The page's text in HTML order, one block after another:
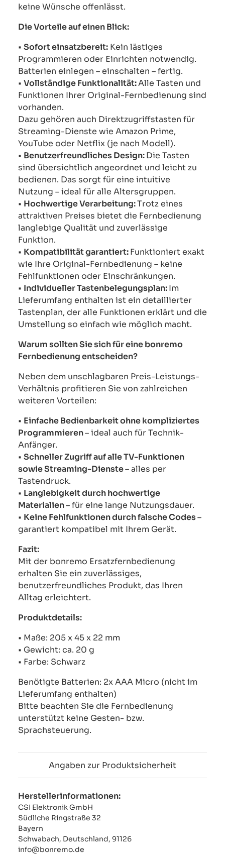
keine Wünsche offenlässt.
Die Vorteile auf einen Blick:
• Sofort einsatzbereit: Kein lästiges
Programmieren oder Einrichten notwendig.
Batterien einlegen – einschalten – fertig.
• Vollständige Funktionalität:Alle Tasten und
Funktionen Ihrer Original-Fernbedienung sind
vorhanden.
Dazu gehören auch Direktzugriffstasten für
Streaming-Dienste wie Amazon Prime,
YouTube oder Netflix (je nach Modell).
• Benutzerfreundliches Design:Die Tasten
sind übersichtlich angeordnet und leicht zu
bedienen. Das sorgt für eine intuitive
Nutzung – ideal für alle Altersgruppen.
• Hochwertige Verarbeitung:Trotz eines
attraktiven Preises bietet die Fernbedienung
langlebige Qualität und zuverlässige
Funktion.
• Kompatibilität garantiert:Funktioniert exakt
wie Ihre Original-Fernbedienung – keine
Fehlfunktionen oder Einschränkungen.
• Individueller Tastenbelegungsplan:Im
Lieferumfang enthalten ist ein detaillierter
Tastenplan, der alle Funktionen erklärt und die
Umstellung so einfach wie möglich macht.
Warum sollten Sie sich für eine bonremo
Fernbedienung entscheiden?
Neben dem unschlagbaren Preis-Leistungs-
Verhältnis profitieren Sie von zahlreichen
weiteren Vorteilen:
• Einfache Bedienbarkeit ohne kompliziertes
Programmieren– ideal auch für Technik-
Anfänger.
• Schneller Zugriff auf alle TV-Funktionen
sowie Streaming-Dienste– alles per
Tastendruck.
• Langlebigkeit durch hochwertige
Materialien– für eine lange Nutzungsdauer.
• Keine Fehlfunktionen durch falsche Codes–
garantiert kompatibel mit Ihrem Gerät.
Fazit:
Mit der bonremo Ersatzfernbedienung
erhalten Sie ein zuverlässiges,
benutzerfreundliches Produkt, das Ihren
Alltag erleichtert.
Produktdetails:
• Maße: 205 x 45 x 22 mm
• Gewicht: ca. 20 g
• Farbe: Schwarz
Benötigte Batterien: 2x AAA Micro (nicht im
Lieferumfang enthalten)
Bitte beachten Sie die Fernbedienung
unterstützt keine Gesten- bzw.
Sprachsteuerung.
Angaben zur Produktsicherheit
Herstellerinformationen:
CSI Elektronik GmbH
Südliche Ringstraße 32
Bayern
Schwabach, Deutschland, 91126
info@bonremo.de